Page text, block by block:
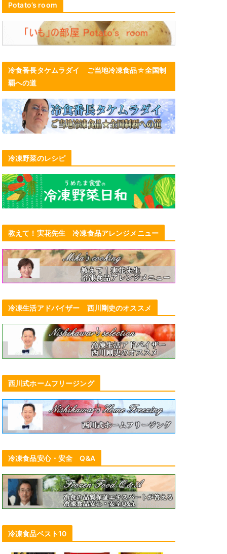
Potato’s room
冷食番長タケムラダイ ご当地冷凍食品☆全国制
覇への道
冷凍野菜のレシピ
教えて！実花先生 冷凍食品アレンジメニュー
冷凍生活アドバイザー 西川剛史のオススメ
西川式ホームフリージング
冷凍食品安心・安全 Q&A
冷凍食品ベスト10